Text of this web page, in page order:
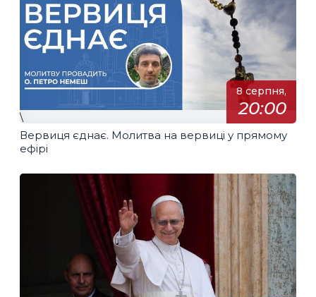
8 серпня,
20:00
\
Вервиця єднає. Молитва на вервиці у прямому
ефірі